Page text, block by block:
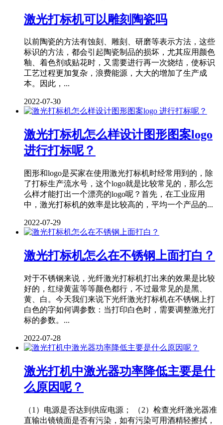
激光打标机可以雕刻陶瓷吗
以前陶瓷的方法有蚀刻、雕刻、研磨等表示方法，这些
标识的方法，都会引起陶瓷制品的损坏，尤其应用颜色
釉、着色剂或贴花时，又需要进行再一次烧结，使标识
工艺过程更加复杂，浪费能源，大大的增加了生产成
本。因此，...
2022-07-30
激光打标机怎么样设计图形图案logo
进行打标呢？
图形和logo是买家在使用激光打标机时经常用到的，除
了打标生产流水号，这个logo就是比较常见的，那么怎
么样才能打出一个漂亮的logo呢？首先，在工业应用
中，激光打标机的效率是比较高的，平均一个产品的...
2022-07-29
激光打标机怎么在不锈钢上面打白？
对于不锈钢来说，光纤激光打标机打出来的效果是比较
好的，红绿黄蓝等等颜色都行，不过最常见的是黑、
黄、白。今天我们来说下光纤激光打标机在不锈钢上打
白色的字如何调参数：当打印白色时，需要调整激光打
标的参数。...
2022-07-28
激光打机中激光器功率降低主要是什
么原因呢？
（1）电源是否达到供应电源； （2）检查光纤激光器准
直输出镜镜面是否有污染，如有污染可用酒精轻擦拭，